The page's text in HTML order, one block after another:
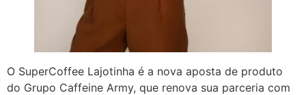
O SuperCoffee Lajotinha é a nova aposta de produto
do Grupo Caffeine Army, que renova sua parceria com